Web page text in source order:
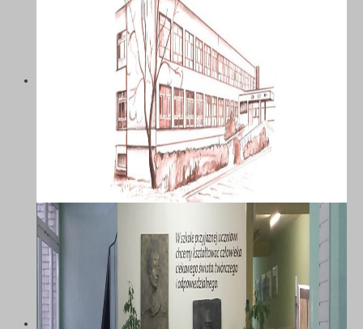
SZKOŁA PODSTAWOWA NR 58 Z
ODDZIAŁAMI INTEGRACYJNYMI IM.
MARII DĄBROWSKIEJ W
KATOWICACH